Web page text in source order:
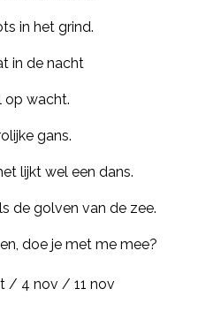
in het grind.
in de nacht
op wacht.
gans.
lijkt wel een dans.
de golven van de zee.
doe je met me mee?
/ 4 nov / 11 nov